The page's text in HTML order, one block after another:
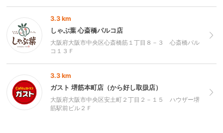
3.3 km
しゃぶ葉 心斎橋パルコ店
大阪府大阪市中央区心斎橋筋１丁目８－３ 心斎橋パル
コ１３Ｆ
3.3 km
ガスト 堺筋本町店（から好し取扱店）
大阪府大阪市中央区安土町２丁目２－１５ ハウザー堺
筋駅前ビル２Ｆ